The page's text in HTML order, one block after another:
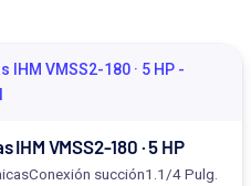
VMSS2-180 · 5 HP
succión1.1/4 Pulg.